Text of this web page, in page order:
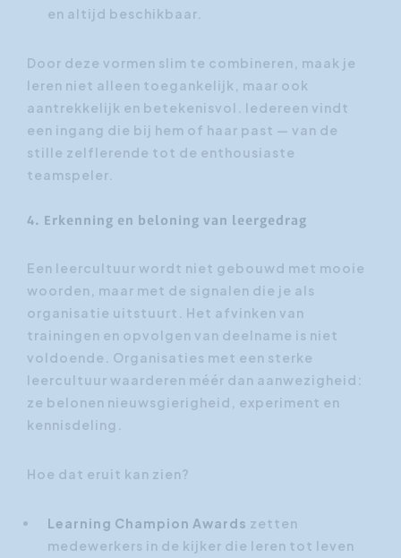
en altijd beschikbaar.
Door deze vormen slim te combineren, maak je
leren niet alleen toegankelijk, maar ook
aantrekkelijk en betekenisvol. Iedereen vindt
een ingang die bij hem of haar past — van de
stille zelflerende tot de enthousiaste
teamspeler.
4. Erkenning en beloning van leergedrag
Een leercultuur wordt niet gebouwd met mooie
woorden, maar met de signalen die je als
organisatie uitstuurt. Het afvinken van
trainingen en opvolgen van deelname is niet
voldoende. Organisaties met een sterke
leercultuur waarderen méér dan aanwezigheid:
ze belonen nieuwsgierigheid, experiment en
kennisdeling.
Hoe dat eruit kan zien?
Learning Champion Awards zetten
medewerkers in de kijker die leren tot leven